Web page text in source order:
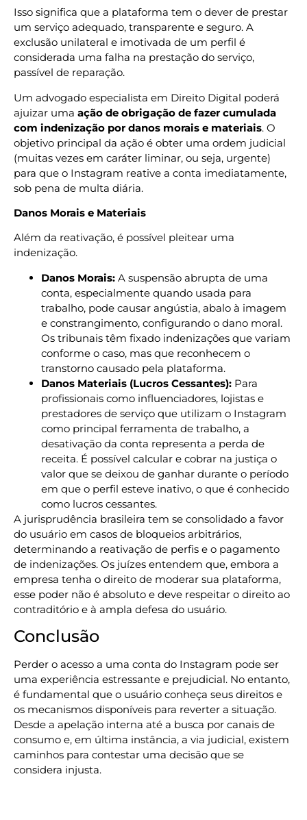
Isso significa que a plataforma tem o dever de prestar
um serviço adequado, transparente e seguro. A
exclusão unilateral e imotivada de um perfil é
considerada uma falha na prestação do serviço,
passível de reparação.
Um advogado especialista em Direito Digital poderá
ajuizar uma ação de obrigação de fazer cumulada
com indenização por danos morais e materiais. O
objetivo principal da ação é obter uma ordem judicial
(muitas vezes em caráter liminar, ou seja, urgente)
para que o Instagram reative a conta imediatamente,
sob pena de multa diária.
Danos Morais e Materiais
Além da reativação, é possível pleitear uma
indenização.
Danos Morais: A suspensão abrupta de uma
conta, especialmente quando usada para
trabalho, pode causar angústia, abalo à imagem
e constrangimento, configurando o dano moral.
Os tribunais têm fixado indenizações que variam
conforme o caso, mas que reconhecem o
transtorno causado pela plataforma.
Danos Materiais (Lucros Cessantes): Para
profissionais como influenciadores, lojistas e
prestadores de serviço que utilizam o Instagram
como principal ferramenta de trabalho, a
desativação da conta representa a perda de
receita. É possível calcular e cobrar na justiça o
valor que se deixou de ganhar durante o período
em que o perfil esteve inativo, o que é conhecido
como lucros cessantes.
A jurisprudência brasileira tem se consolidado a favor
do usuário em casos de bloqueios arbitrários,
determinando a reativação de perfis e o pagamento
de indenizações. Os juízes entendem que, embora a
empresa tenha o direito de moderar sua plataforma,
esse poder não é absoluto e deve respeitar o direito ao
contraditório e à ampla defesa do usuário.
Conclusão
Perder o acesso a uma conta do Instagram pode ser
uma experiência estressante e prejudicial. No entanto,
é fundamental que o usuário conheça seus direitos e
os mecanismos disponíveis para reverter a situação.
Desde a apelação interna até a busca por canais de
consumo e, em última instância, a via judicial, existem
caminhos para contestar uma decisão que se
considera injusta.